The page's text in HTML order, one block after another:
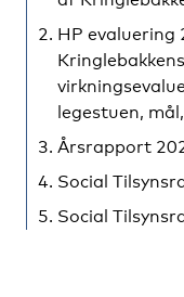
HP evaluering
legestuen,
Årsrapport
Social
Social